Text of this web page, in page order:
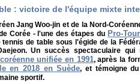
: victoire de l'équipe mixte
Jang Woo-jin et de la Nord-
Corée - l'une des étapes du Pro-
de table sous l'égide de la
Un succès spectaculaire
unifiée en 1991, après la
en 2018 en Suède, et témoigne
sportif.